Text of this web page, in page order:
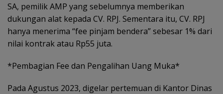
SA, pemilik AMP yang sebelumnya memberikan
dukungan alat kepada CV. RPJ. Sementara itu, CV. RPJ
hanya menerima “fee pinjam bendera” sebesar 1% dari
nilai kontrak atau Rp55 juta.
*Pembagian Fee dan Pengalihan Uang Muka*
Pada Agustus 2023, digelar pertemuan di Kantor Dinas